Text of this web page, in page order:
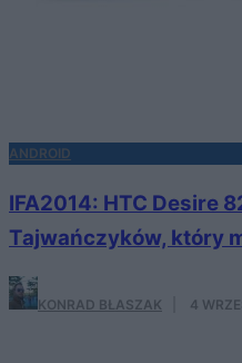
ANDROID
IFA2014: HTC Desire
Tajwańczyków, który
KONRAD BŁASZAK 4